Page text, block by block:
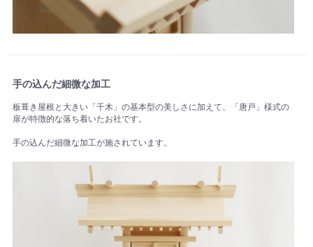
手の込んだ細微な加工
板葺き屋根と大きい「千木」の基本型の美しさに加えて、「唐戸」様式の
扉が特徴的な落ち着いたお社です。
手の込んだ細微な加工が施されています。